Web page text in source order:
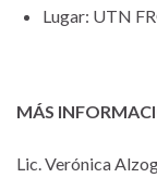
Lugar: UTN
MÁS
Lic. Verónica